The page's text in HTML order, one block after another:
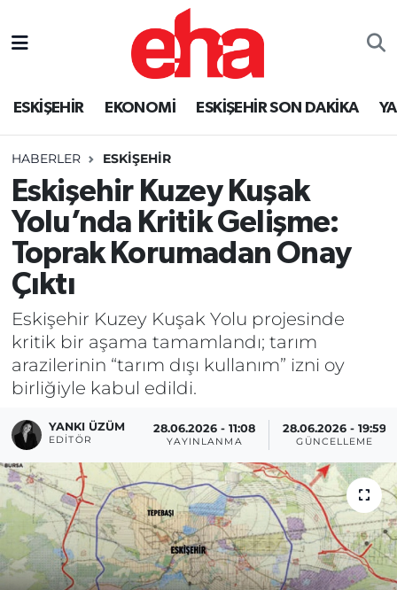
ESKİŞEHİR EKONOMİ ESKİŞEHİR SON DAKİKA
HABERLER ESKİŞEHİR
Eskişehir Kuzey Kuşak
Yolu’nda Kritik Gelişme:
Toprak Korumadan Onay
Çıktı
Eskişehir Kuzey Kuşak Yolu projesinde
kritik bir aşama tamamlandı; tarım
arazilerinin “tarım dışı kullanım” izni oy
birliğiyle kabul edildi.
YANKI ÜZÜM
EDITÖR
28.06.2026 - 11:08
YAYINLANMA
28.06.2026 - 19:59
GÜNCELLEME